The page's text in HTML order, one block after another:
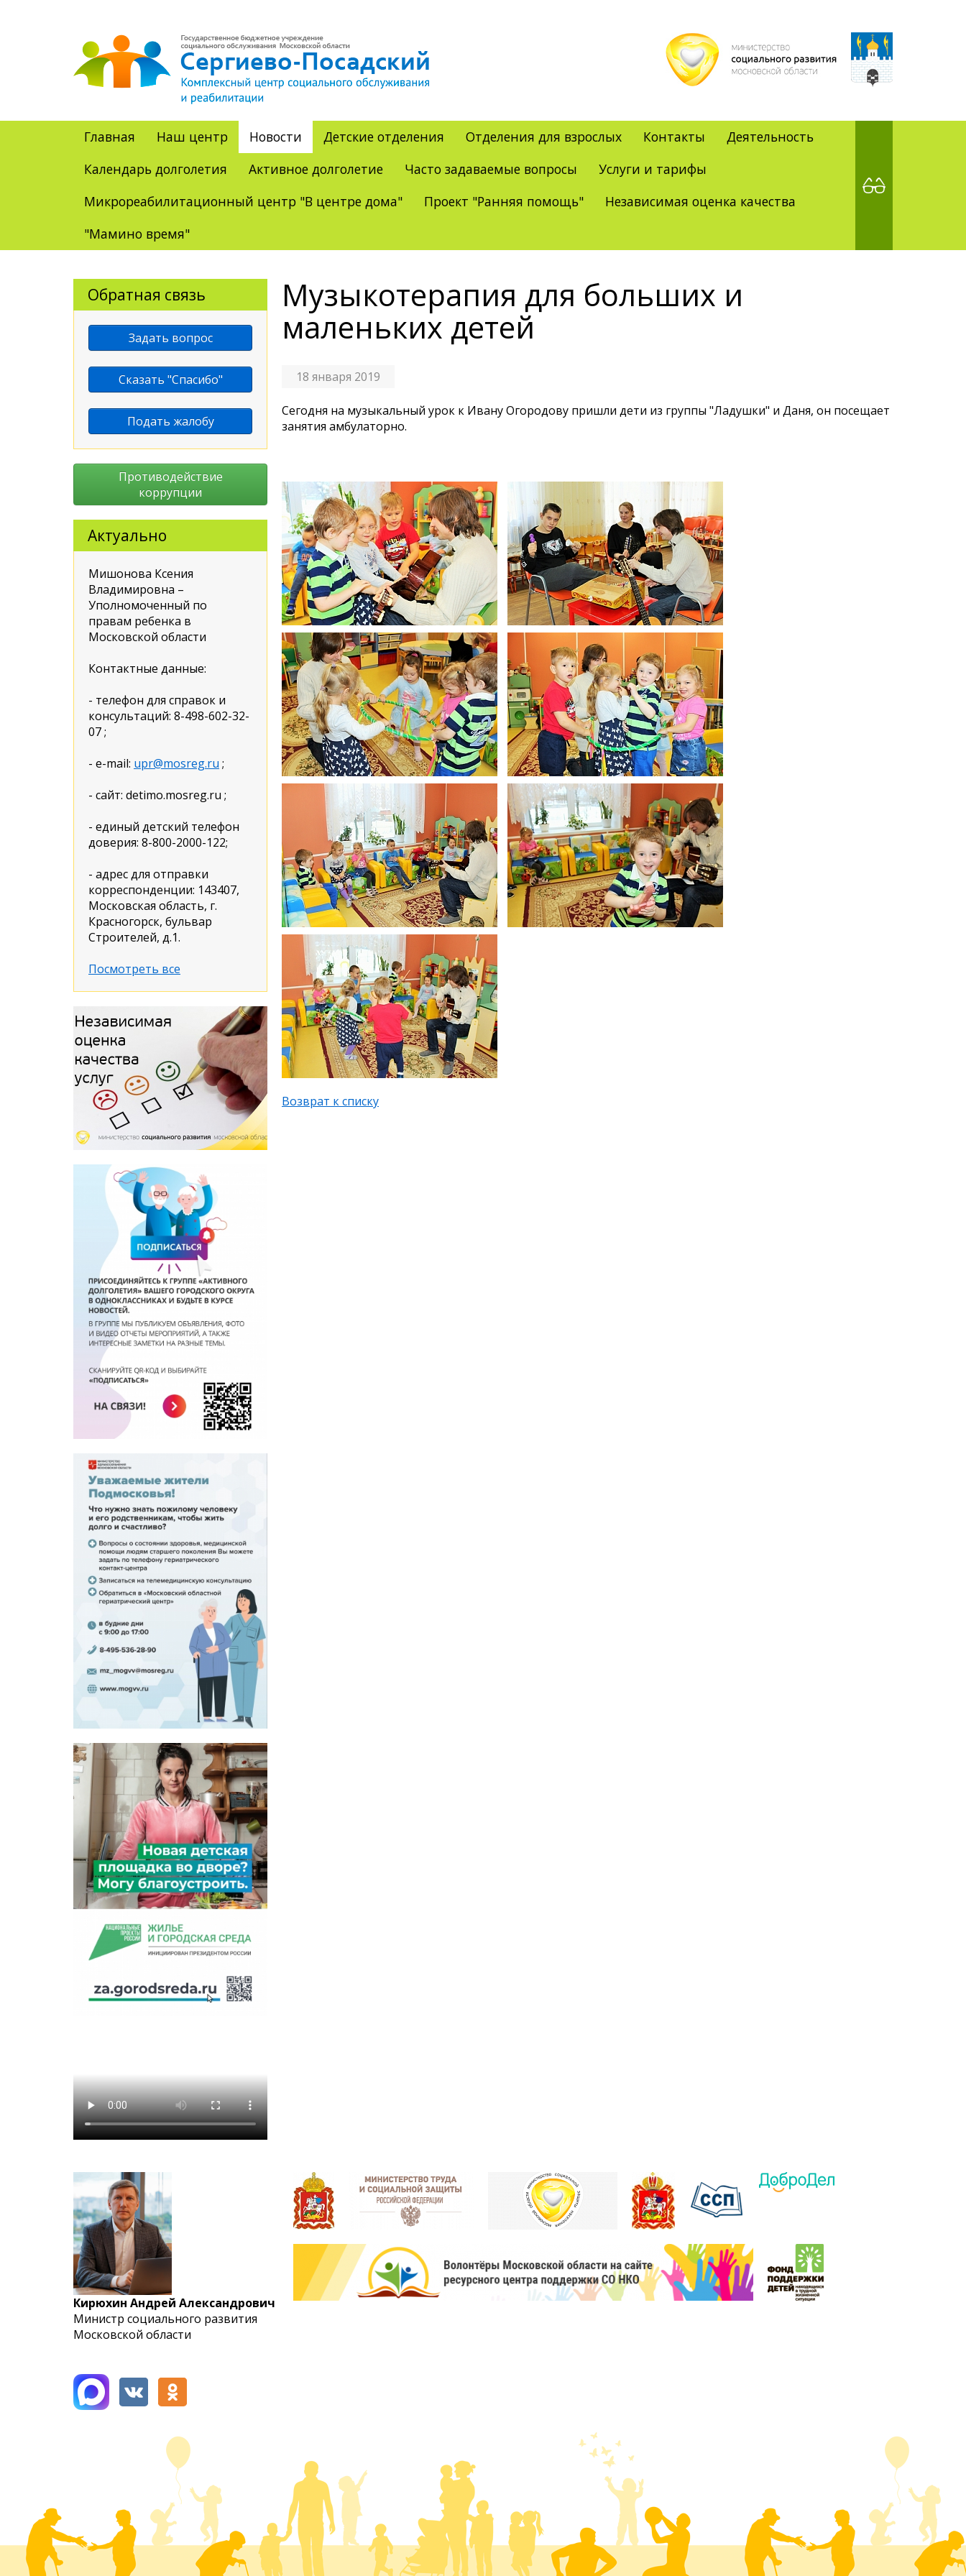
Главная Наш центр Новости Детские отделения Отделения для взрослых Контакты
Деятельность
Календарь долголетия
Активное долголетие Часто задаваемые вопросы
Услуги и тарифы
Микрореабилитационный центр "В центре дома"
Проект "Ранняя помощь"
Независимая оценка качества
"Мамино время"
Музыкотерапия для больших и
маленьких детей
18 января 2019
Сегодня на музыкальный урок к Ивану Огородову пришли дети из группы "Ладушки" и Даня, он посещает
занятия амбулаторно.
Возврат к списку
Обратная связь
Задать вопрос
Сказать "Спасибо"
Подать жалобу
Противодействие
коррупции
Актуально
Мишонова Ксения
Владимировна –
Уполномоченный по
правам ребенка в
Московской области
Контактные данные:
- телефон для справок и
консультаций: 8-498-602-32-
07 ;
- e-mail: upr@mosreg.ru ;
- сайт: detimo.mosreg.ru ;
- единый детский телефон
доверия: 8-800-2000-122;
- адрес для отправки
корреспонденции: 143407,
Московская область, г.
Красногорск, бульвар
Строителей, д.1.
Посмотреть все
Кирюхин Андрей Александрович
Министр социального развития
Московской области